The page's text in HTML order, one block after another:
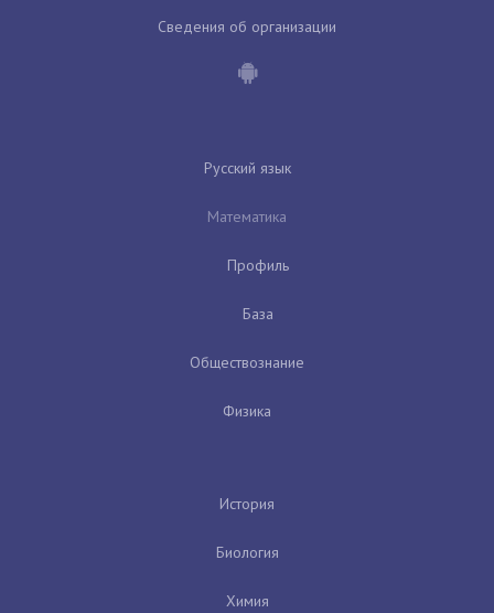
Сведения об организации
Русский язык
Математика
Профиль
База
Обществознание
Физика
История
Биология
Химия